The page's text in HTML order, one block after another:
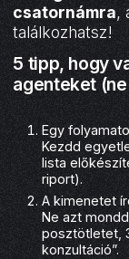
csatornámra,
találkozhatsz!
5 tipp, hogy
agenteket
Egy
Kezdd
lista
riport).
A kimenetet
Ne azt
posztötletet,
konzultáció”.